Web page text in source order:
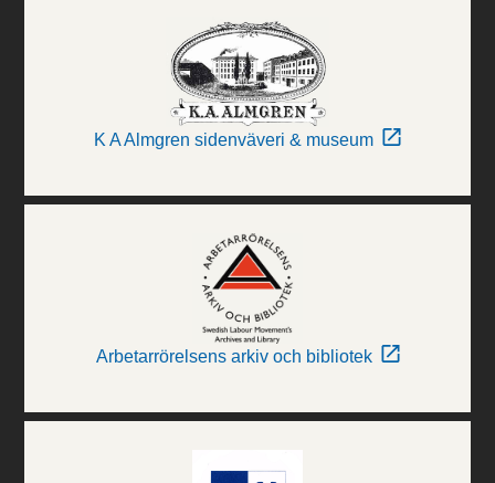
K A Almgren sidenväveri & museum
Arbetarrörelsens arkiv och bibliotek